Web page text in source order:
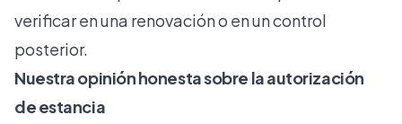
verificar en una renovación o en un control
posterior.
Nuestra opinión honesta sobre la autorización
de estancia